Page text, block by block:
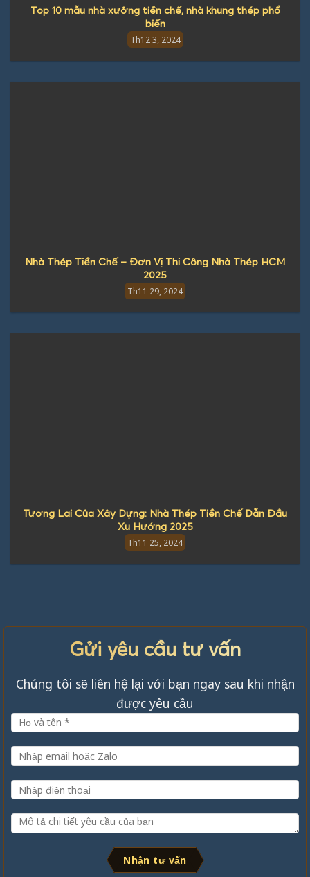
Top 10 mẫu nhà xưởng tiền chế, nhà khung thép phổ
biến
Th12 3, 2024
Nhà Thép Tiền Chế – Đơn Vị Thi Công Nhà Thép HCM
2025
Th11 29, 2024
Tương Lai Của Xây Dựng: Nhà Thép Tiền Chế Dẫn Đầu
Xu Hướng 2025
Th11 25, 2024
Gửi yêu cầu tư vấn
Chúng tôi sẽ liên hệ lại với bạn ngay sau khi nhận
được yêu cầu
Nhận tư vấn